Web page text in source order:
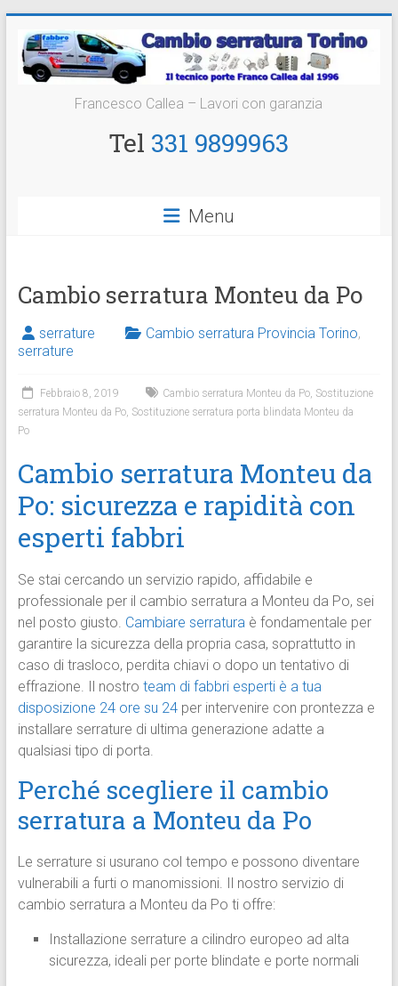
contenuto
Cambio
Serratura
Francesco Callea – Lavori con garanzia
Tel 331 9899963
Menu
Cambio serratura Monteu da Po
serrature Cambio serratura Provincia Torino,
serrature
Febbraio 8, 2019 Cambio serratura Monteu da Po, Sostituzione
serratura Monteu da Po, Sostituzione serratura porta blindata Monteu da
Po
Cambio serratura Monteu da
Po: sicurezza e rapidità con
esperti fabbri
Se stai cercando un servizio rapido, affidabile e
professionale per il cambio serratura a Monteu da Po, sei
nel posto giusto. Cambiare serraturaè fondamentale per
garantire la sicurezza della propria casa, soprattutto in
caso di trasloco, perdita chiavi o dopo un tentativo di
effrazione. Il nostro team di fabbri esperti è a tua
disposizione 24 ore su 24per intervenire con prontezza e
installare serrature di ultima generazione adatte a
qualsiasi tipo di porta.
Perché scegliere il cambio
serratura a Monteu da Po
Le serrature si usurano col tempo e possono diventare
vulnerabili a furti o manomissioni. Il nostro servizio di
cambio serratura a Monteu da Po ti offre:
Installazione serrature a cilindro europeo ad alta
sicurezza, ideali per porte blindate e porte normali